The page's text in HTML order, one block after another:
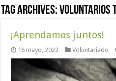
Tag Archives:voluntarios
¡Aprendamos juntos!
16 mayo, 2022 Voluntariado